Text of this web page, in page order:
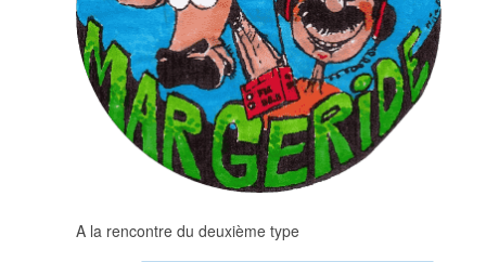
A la rencontre du deuxième type